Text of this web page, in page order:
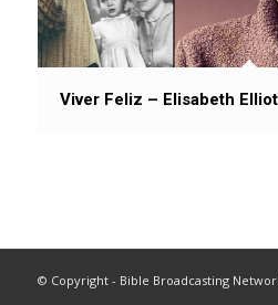
Viver Feliz – Elisabeth Elliot
© Copyright - Bible Broadcasting